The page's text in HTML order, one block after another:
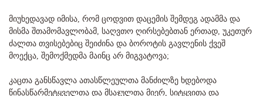
მიუხედავად იმისა, რომ ცოდვით დაცემის შემდეგ ადამმა და
მისმა შთამომავლობამ, საღვთო ღირსებებთან ერთად, უკეთურ
ძალთა თვისებებიც შეიძინა და ბოროტის გავლენის ქვეშ
მოექცა, შემოქმედმა მაინც არ მიგვატოვა;
კაცთა განსწავლა ათასწლეულთა მანძილზე ხდებოდა
წინასწარმეტყველთა და მსაჯულთა მიერ, სიტყვითა და